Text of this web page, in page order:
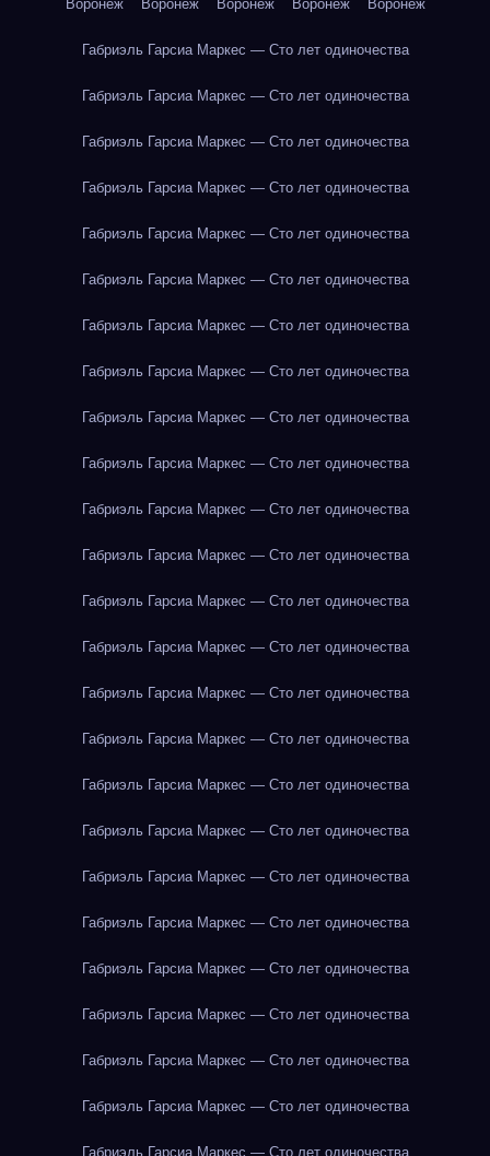
Воронеж Воронеж Воронеж Воронеж Воронеж
Габриэль Гарсиа Маркес — Сто лет одиночества
Габриэль Гарсиа Маркес — Сто лет одиночества
Габриэль Гарсиа Маркес — Сто лет одиночества
Габриэль Гарсиа Маркес — Сто лет одиночества
Габриэль Гарсиа Маркес — Сто лет одиночества
Габриэль Гарсиа Маркес — Сто лет одиночества
Габриэль Гарсиа Маркес — Сто лет одиночества
Габриэль Гарсиа Маркес — Сто лет одиночества
Габриэль Гарсиа Маркес — Сто лет одиночества
Габриэль Гарсиа Маркес — Сто лет одиночества
Габриэль Гарсиа Маркес — Сто лет одиночества
Габриэль Гарсиа Маркес — Сто лет одиночества
Габриэль Гарсиа Маркес — Сто лет одиночества
Габриэль Гарсиа Маркес — Сто лет одиночества
Габриэль Гарсиа Маркес — Сто лет одиночества
Габриэль Гарсиа Маркес — Сто лет одиночества
Габриэль Гарсиа Маркес — Сто лет одиночества
Габриэль Гарсиа Маркес — Сто лет одиночества
Габриэль Гарсиа Маркес — Сто лет одиночества
Габриэль Гарсиа Маркес — Сто лет одиночества
Габриэль Гарсиа Маркес — Сто лет одиночества
Габриэль Гарсиа Маркес — Сто лет одиночества
Габриэль Гарсиа Маркес — Сто лет одиночества
Габриэль Гарсиа Маркес — Сто лет одиночества
Габриэль Гарсиа Маркес — Сто лет одиночества